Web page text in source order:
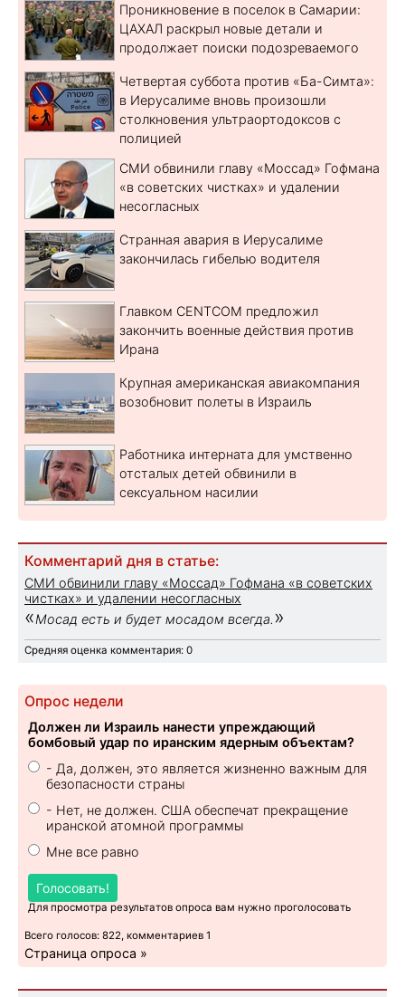
Проникновение в поселок в Самарии:
ЦАХАЛ раскрыл новые детали и
продолжает поиски подозреваемого
Четвертая суббота против «Ба-Симта»:
в Иерусалиме вновь произошли
столкновения ультраортодоксов с
полицией
СМИ обвинили главу «Моссад» Гофмана
«в советских чистках» и удалении
несогласных
Странная авария в Иерусалиме
закончилась гибелью водителя
Главком CENTCOM предложил
закончить военные действия против
Ирана
Крупная американская авиакомпания
возобновит полеты в Израиль
Работника интерната для умственно
отсталых детей обвинили в
сексуальном насилии
Комментарий дня в статье:
СМИ обвинили главу «Моссад» Гофмана «в советских
чистках» и удалении несогласных
«Мосад есть и будет мосадом всегда. »
Средняя оценка комментария: 0
Опрос недели
Должен ли Израиль нанести упреждающий
бомбовый удар по иранским ядерным объектам?
- Да, должен, это является жизненно важным для
безопасности страны
- Нет, не должен. США обеспечат прекращение
иранской атомной программы
Мне все равно
Голосовать!
Для просмотра результатов опроса вам нужно проголосовать
Всего голосов: 822, комментариев 1
Страница опроса »